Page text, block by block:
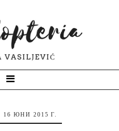
ЮНИ 2015 Г.